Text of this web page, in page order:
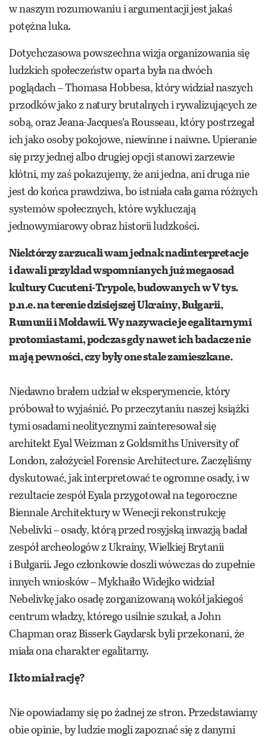
w naszym rozumowaniu i argumentacji jest jakaś
potężna luka.
Dotychczasowa powszechna wizja organizowania się
ludzkich społeczeństw oparta była na dwóch
poglądach – Thomasa Hobbesa, który widział naszych
przodków jako z natury brutalnych i rywalizujących ze
sobą, oraz Jeana-Jacques’a Rousseau, który postrzegał
ich jako osoby pokojowe, niewinne i naiwne. Upieranie
się przy jednej albo drugiej opcji stanowi zarzewie
kłótni, my zaś pokazujemy, że ani jedna, ani druga nie
jest do końca prawdziwa, bo istniała cała gama różnych
systemów społecznych, które wykluczają
jednowymiarowy obraz historii ludzkości.
Niektórzy zarzucali wam jednak nadinterpretacje
i dawali przykład wspomnianych już megaosad
kultury Cucuteni-Trypole, budowanych w V tys.
p.n.e. na terenie dzisiejszej Ukrainy, Bułgarii,
Rumunii i Mołdawii. Wy nazywacie je egalitarnymi
protomiastami, podczas gdy nawet ich badacze nie
mają pewności, czy były one stale zamieszkane.
Niedawno brałem udział w eksperymencie, który
próbował to wyjaśnić. Po przeczytaniu naszej książki
tymi osadami neolitycznymi zainteresował się
architekt Eyal Weizman z Goldsmiths University of
London, założyciel Forensic Architecture. Zaczęliśmy
dyskutować, jak interpretować te ogromne osady, i w
rezultacie zespół Eyala przygotował na tegoroczne
Biennale Architektury w Wenecji rekonstrukcję
Nebelivki – osady, którą przed rosyjską inwazją badał
zespół archeologów z Ukrainy, Wielkiej Brytanii
i Bułgarii. Jego członkowie doszli wówczas do zupełnie
innych wniosków – Mykhaiło Widejko widział
Nebelivkę jako osadę zorganizowaną wokół jakiegoś
centrum władzy, którego usilnie szukał, a John
Chapman oraz Bisserk Gaydarsk byli przekonani, że
miała ona charakter egalitarny.
I kto miał rację?
Nie opowiadamy się po żadnej ze stron. Przedstawiamy
obie opinie, by ludzie mogli zapoznać się z danymi